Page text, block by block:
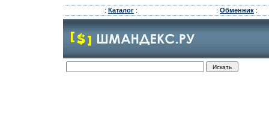
: Каталог : : Обменник :